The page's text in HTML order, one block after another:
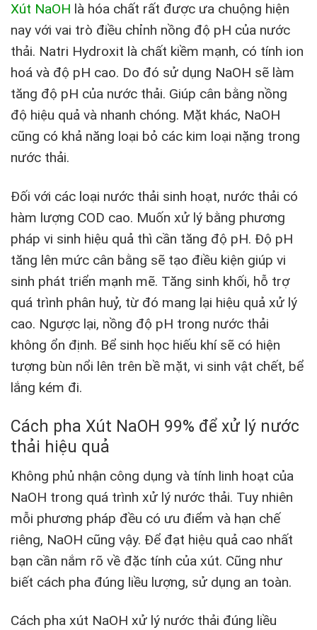
Xút NaOH là hóa chất rất được ưa chuộng hiện
nay với vai trò điều chỉnh nồng độ pH của nước
thải. Natri Hydroxit là chất kiềm mạnh, có tính ion
hoá và độ pH cao. Do đó sử dụng NaOH sẽ làm
tăng độ pH của nước thải. Giúp cân bằng nồng
độ hiệu quả và nhanh chóng. Mặt khác, NaOH
cũng có khả năng loại bỏ các kim loại nặng trong
nước thải.
Đối với các loại nước thải sinh hoạt, nước thải có
hàm lượng COD cao. Muốn xử lý bằng phương
pháp vi sinh hiệu quả thì cần tăng độ pH. Độ pH
tăng lên mức cân bằng sẽ tạo điều kiện giúp vi
sinh phát triển mạnh mẽ. Tăng sinh khối, hỗ trợ
quá trình phân huỷ, từ đó mang lại hiệu quả xử lý
cao. Ngược lại, nồng độ pH trong nước thải
không ổn định. Bể sinh học hiếu khí sẽ có hiện
tượng bùn nổi lên trên bề mặt, vi sinh vật chết, bể
lắng kém đi.
Cách pha Xút NaOH 99% để xử lý nước
thải hiệu quả
Không phủ nhận công dụng và tính linh hoạt của
NaOH trong quá trình xử lý nước thải. Tuy nhiên
mỗi phương pháp đều có ưu điểm và hạn chế
riêng, NaOH cũng vậy. Để đạt hiệu quả cao nhất
bạn cần nắm rõ về đặc tính của xút. Cũng như
biết cách pha đúng liều lượng, sử dụng an toàn.
Cách pha xút NaOH xử lý nước thải đúng liều